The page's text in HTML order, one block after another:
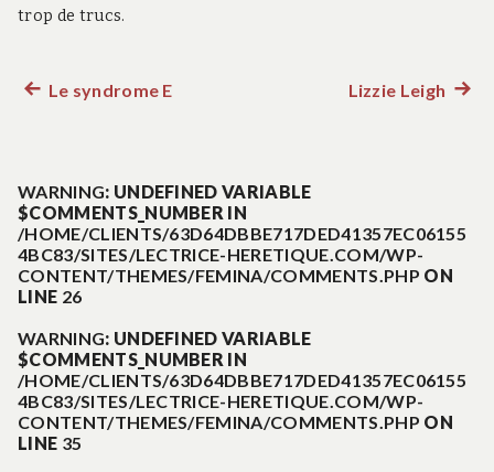
trop de trucs.
l’article
Article
Le syndrome E Lizzie Leigh
WARNING: UNDEFINED VARIABLE
$COMMENTS_NUMBER IN
/HOME/CLIENTS/63D64DBBE717DED41357EC06155
4BC83/SITES/LECTRICE-HERETIQUE.COM/WP-
CONTENT/THEMES/FEMINA/COMMENTS.PHP ON
LINE 26
WARNING: UNDEFINED VARIABLE
$COMMENTS_NUMBER IN
/HOME/CLIENTS/63D64DBBE717DED41357EC06155
4BC83/SITES/LECTRICE-HERETIQUE.COM/WP-
CONTENT/THEMES/FEMINA/COMMENTS.PHP ON
LINE 35